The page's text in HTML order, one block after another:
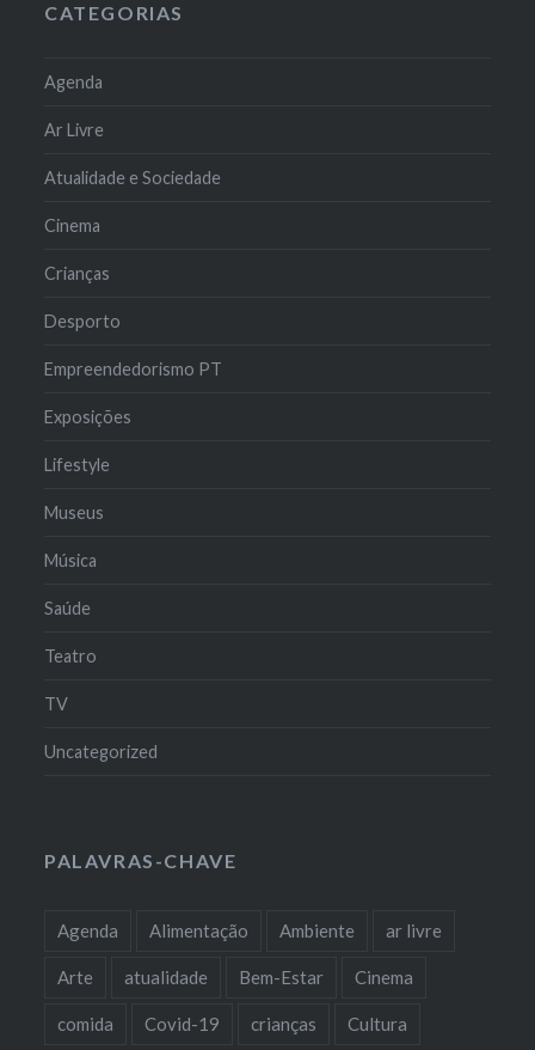
CATEGORIAS
Agenda
Ar Livre
Atualidade e Sociedade
Cinema
Crianças
Desporto
Empreendedorismo PT
Exposições
Lifestyle
Museus
Música
Saúde
Teatro
TV
Uncategorized
PALAVRAS-CHAVE
Agenda Alimentação Ambiente ar livre
Arte atualidade Bem-Estar Cinema
comida Covid-19 crianças Cultura